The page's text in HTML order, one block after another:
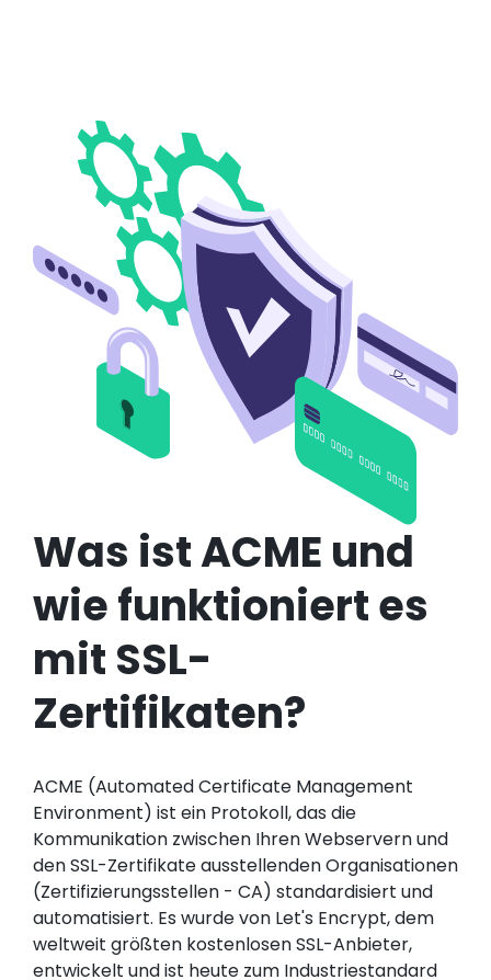
Was ist ACME und
wie funktioniert es
mit SSL-
Zertifikaten?
ACME (Automated Certificate Management
Environment) ist ein Protokoll, das die
Kommunikation zwischen Ihren Webservern und
den SSL-Zertifikate ausstellenden Organisationen
(Zertifizierungsstellen - CA) standardisiert und
automatisiert. Es wurde von Let's Encrypt, dem
weltweit größten kostenlosen SSL-Anbieter,
entwickelt und ist heute zum Industriestandard